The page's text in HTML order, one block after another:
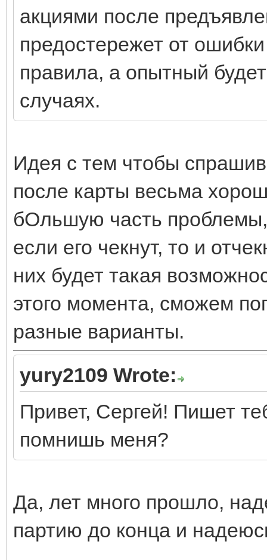
акциями после
предостережет от
правила, а опытный
случаях.
Идея с тем чтобы
после карты весьма
бОльшую часть
если его чекнут, то и
них будет такая
этого момента, сможем
разные варианты.
yury2109 Wrote:
Привет, Сергей! Пишет
помнишь меня?
Да, лет много прошло,
партию до конца и